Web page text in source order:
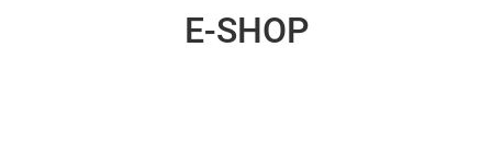
E-SHOP